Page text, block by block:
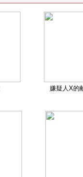
嫌疑人X的